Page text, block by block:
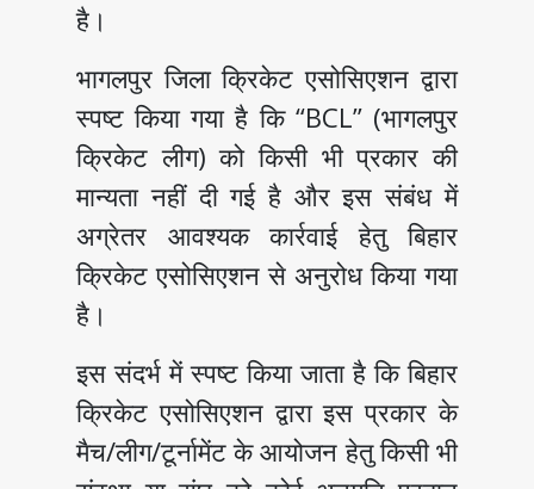
है।
भागलपुर जिला क्रिकेट एसोसिएशन द्वारा
स्पष्ट किया गया है कि “BCL” (भागलपुर
क्रिकेट लीग) को किसी भी प्रकार की
मान्यता नहीं दी गई है और इस संबंध में
अग्रेतर आवश्यक कार्रवाई हेतु बिहार
क्रिकेट एसोसिएशन से अनुरोध किया गया
है।
इस संदर्भ में स्पष्ट किया जाता है कि बिहार
क्रिकेट एसोसिएशन द्वारा इस प्रकार के
मैच/लीग/टूर्नामेंट के आयोजन हेतु किसी भी